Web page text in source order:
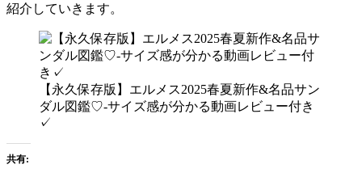
紹介していきます。
【永久保存版】エルメス2025春夏新作&名品サン
ダル図鑑♡-サイズ感が分かる動画レビュー付き
✓
共有: